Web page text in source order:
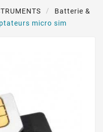
Batterie &
micro sim